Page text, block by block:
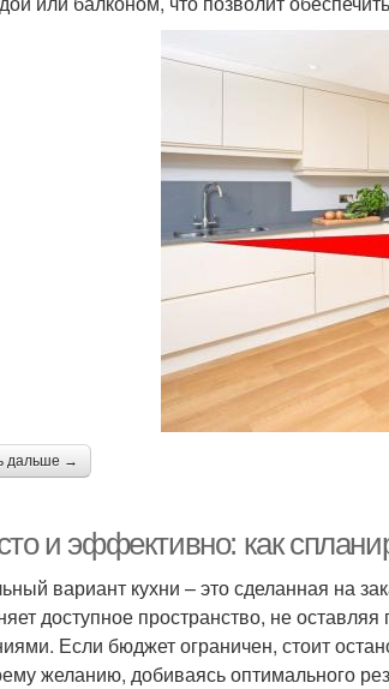
дальше →
и эффективно: как
вариант кухни – это сделанная на
доступное пространство, не
Если бюджет ограничен, стоит
желанию, добиваясь оптимального